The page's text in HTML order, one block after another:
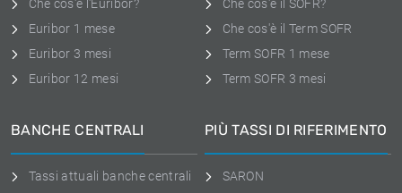
Che cos'è l'Euribor?
Euribor 1 mese
Euribor 3 mesi
Euribor 12 mesi
Che cos'è il SOFR?
Che cos'è il Term SOFR
Term SOFR 1 mese
Term SOFR 3 mesi
BANCHE CENTRALI
Tassi attuali banche centrali
PIÙ TASSI DI RIFERIMENTO
SARON